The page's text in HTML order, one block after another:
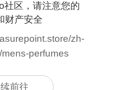
社区，请注意您的
财产安全
zh-
perfumes
前往